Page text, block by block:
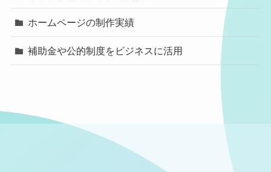
ホームページの制作実績
補助金や公的制度をビジネスに活用